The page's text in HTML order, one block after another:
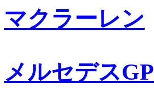
マクラーレン
メルセデスGP